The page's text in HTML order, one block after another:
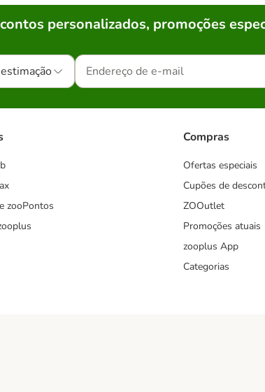
personalizados, promoções
zooPontos
Compras
Ofertas especiais
Cupões de
ZOOutlet
Promoções atuais
zooplus App
Categorias